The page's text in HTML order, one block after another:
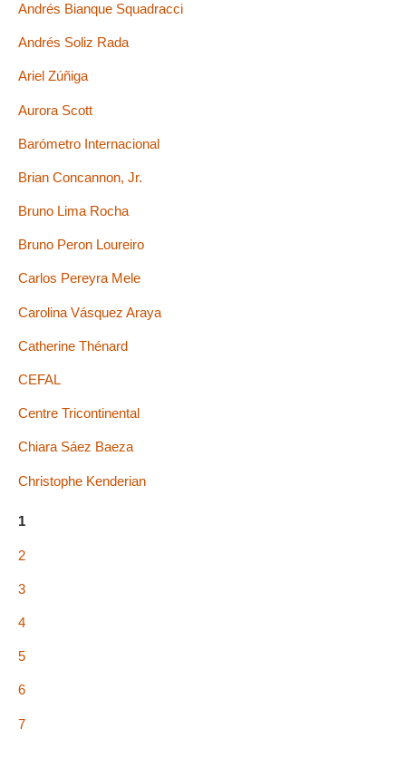
Andrés Bianque Squadracci
Andrés Soliz Rada
Ariel Zúñiga
Aurora Scott
Barómetro Internacional
Brian Concannon, Jr.
Bruno Lima Rocha
Bruno Peron Loureiro
Carlos Pereyra Mele
Carolina Vásquez Araya
Catherine Thénard
CEFAL
Centre Tricontinental
Chiara Sáez Baeza
Christophe Kenderian
1
2
3
4
5
6
7